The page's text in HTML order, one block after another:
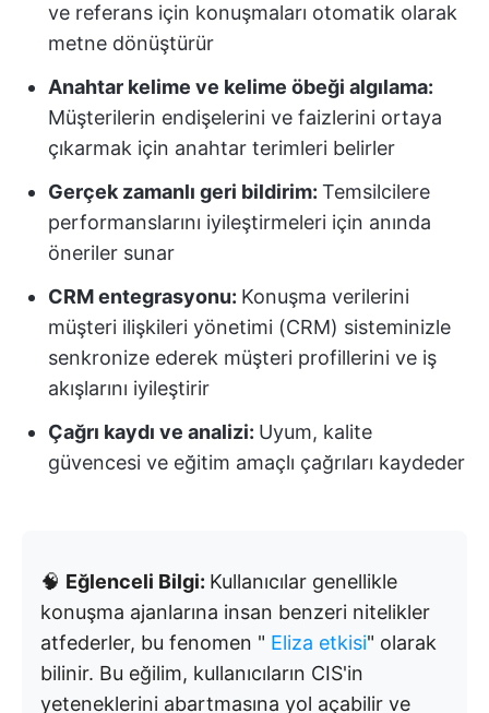
ve referans için konuşmaları otomatik olarak
metne dönüştürür
Anahtar kelime ve kelime öbeği algılama:
Müşterilerin endişelerini ve faizlerini ortaya
çıkarmak için anahtar terimleri belirler
Gerçek zamanlı geri bildirim: Temsilcilere
performanslarını iyileştirmeleri için anında
öneriler sunar
CRM entegrasyonu: Konuşma verilerini
müşteri ilişkileri yönetimi (CRM) sisteminizle
senkronize ederek müşteri profillerini ve iş
akışlarını iyileştirir
Çağrı kaydı ve analizi: Uyum, kalite
güvencesi ve eğitim amaçlı çağrıları kaydeder
🧠 Eğlenceli Bilgi: Kullanıcılar genellikle
konuşma ajanlarına insan benzeri nitelikler
atfederler, bu fenomen " Eliza etkisi" olarak
bilinir. Bu eğilim, kullanıcıların CIS'in
yeteneklerini abartmasına yol açabilir ve